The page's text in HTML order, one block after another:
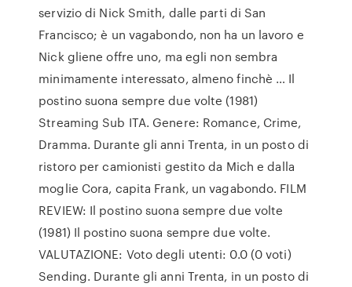
servizio di Nick Smith, dalle parti di San
Francisco; è un vagabondo, non ha un lavoro e
Nick gliene offre uno, ma egli non sembra
minimamente interessato, almeno finchè … Il
postino suona sempre due volte (1981)
Streaming Sub ITA. Genere: Romance, Crime,
Dramma. Durante gli anni Trenta, in un posto di
ristoro per camionisti gestito da Mich e dalla
moglie Cora, capita Frank, un vagabondo. FILM
REVIEW: Il postino suona sempre due volte
(1981) Il postino suona sempre due volte.
VALUTAZIONE: Voto degli utenti: 0.0 (0 voti)
Sending. Durante gli anni Trenta, in un posto di